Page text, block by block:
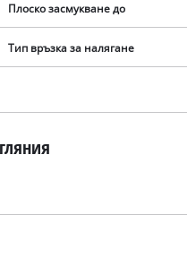
Плоско засмукване до
Тип връзка за налягане